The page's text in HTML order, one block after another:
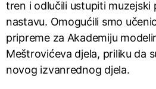
tren i odlučili ustupiti
nastavu. Omogućili smo
pripreme za Akademiju
Meštrovićeva djela, priliku da
novog izvanrednog djela.